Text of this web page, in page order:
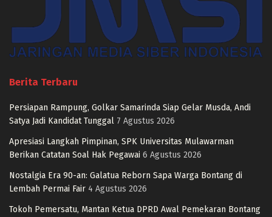
Berita Terbaru
Persiapan Rampung, Golkar Samarinda Siap Gelar Musda, Andi
Satya Jadi Kandidat Tunggal 7 Agustus 2026
Apresiasi Langkah Pimpinan, SPK Universitas Mulawarman
Berikan Catatan Soal Hak Pegawai 6 Agustus 2026
Nostalgia Era 90-an: Galatua Reborn Sapa Warga Bontang di
Lembah Permai Fair 4 Agustus 2026
Tokoh Pemersatu, Mantan Ketua DPRD Awal Pemekaran Bontang